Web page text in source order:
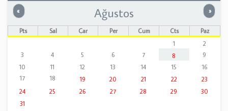
« Önceki »
Ağustos
Pts Sal Çar Per Cum Cts
Paz
1
2
3
4 5 6 7 8
9
10
11 12 13 14 15
16
17
18 19 20 21 22
23
24
25 26 27 28 29
30
31